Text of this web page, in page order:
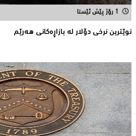
1 رۆژ پێش ئێستا
نوێترین نرخی دۆلار له‌ بازاڕه‌كانی هه‌رێم